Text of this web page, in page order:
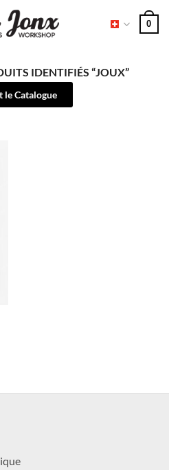
0
IDENTIFIÉS “JOUX”
le Catalogue